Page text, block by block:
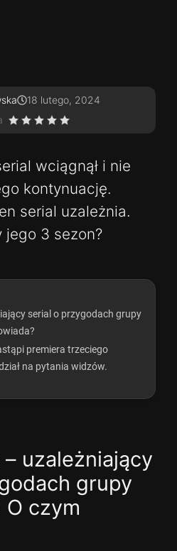
18 lutego, 2024
wciągnął i nie
kontynuację.
serial uzależnia.
jego 3 sezon?
serial o przygodach grupy
premiera trzeciego
na pytania widzów.
uzależniający
grupy
O czym